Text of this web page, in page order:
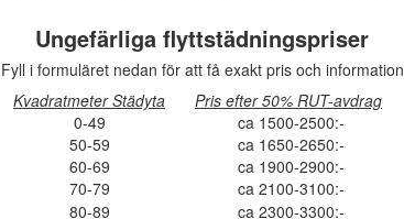
Ungefärliga flyttstädningspriser
Fyll i formuläret nedan för att få exakt pris och information
Kvadratmeter Städyta
Pris efter 50% RUT-avdrag
0-49
ca 1500-2500:-
50-59
ca 1650-2650:-
60-69
ca 1900-2900:-
70-79
ca 2100-3100:-
80-89
ca 2300-3300:-